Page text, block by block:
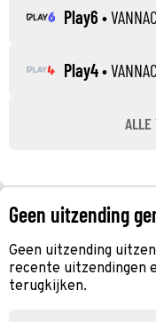
Play6 •
Play4•
ALLE
Geen uitzending
Geen uitzending
recente uitzendingen
terugkijken.